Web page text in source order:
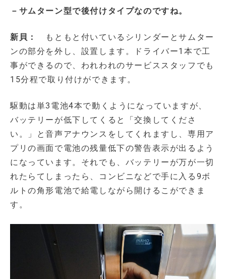
－サムターン型で後付けタイプなのですね。
新貝：
もともと付いているシリンダーとサムター
ンの部分を外し、設置します。ドライバー1本で工
事ができるので、われわれのサービススタッフでも
15分程で取り付けができます。
駆動は単3電池4本で動くようになっていますが、
バッテリーが低下してくると「交換してくださ
い。」と音声アナウンスをしてくれますし、専用ア
プリの画面で電池の残量低下の警告表示が出るよう
になっています。それでも、バッテリーが万が一切
れたらてしまったら、コンビニなどで手に入る9ボ
ルトの角形電池で給電しながら開けるこができま
す。